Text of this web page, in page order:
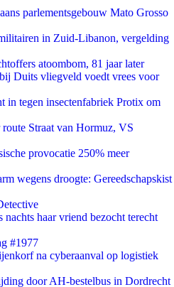
parlementsgebouw Mato Grosso
in Zuid-Libanon, vergelding
atoombom, 81 jaar later
Duits vliegveld voedt vrees voor
in tegen insectenfabriek Protix om
Straat van Hormuz, VS
provocatie 250% meer
wegens droogte: Gereedschapskist
nachts haar vriend bezocht terecht
#1977
na cyberaanval op logistiek
door AH-bestelbus in Dordrecht